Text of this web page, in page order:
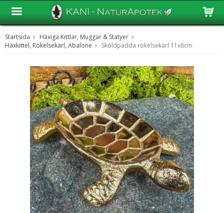
Produkten har blivit tillagd i varukorgen
Startsida
Häxiga Kittlar, Muggar & Statyer
Häxkittel, Rökelsekärl, Abalone
Sköldpadda rökelsekärl 11x8cm